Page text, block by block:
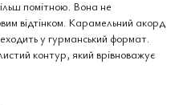
помітною. Вона не
відтінком. Карамельний акорд
у гурманський формат.
контур, який врівноважує